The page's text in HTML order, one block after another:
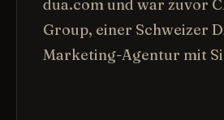
dua.com und war zuvor
Group, einer Schweizer
Marketing-Agentur mit